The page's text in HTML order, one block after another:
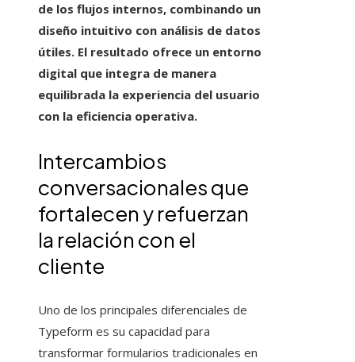
de los flujos internos, combinando un
diseño intuitivo con análisis de datos
útiles. El resultado ofrece un entorno
digital que integra de manera
equilibrada la experiencia del usuario
con la eficiencia operativa.
Intercambios
conversacionales que
fortalecen y refuerzan
la relación con el
cliente
Uno de los principales diferenciales de
Typeform es su capacidad para
transformar formularios tradicionales en